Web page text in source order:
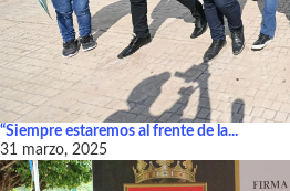
“Siempre estaremos al frente de la...
31 marzo, 2025